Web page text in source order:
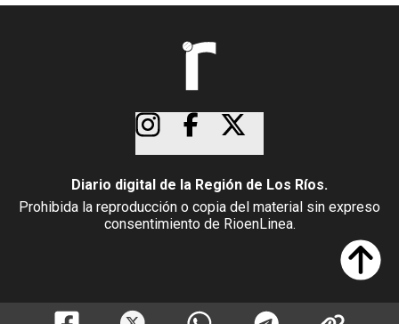
Diario digital de la Región de Los Ríos.
Prohibida la reproducción o copia del material sin expreso
consentimiento de RioenLinea.